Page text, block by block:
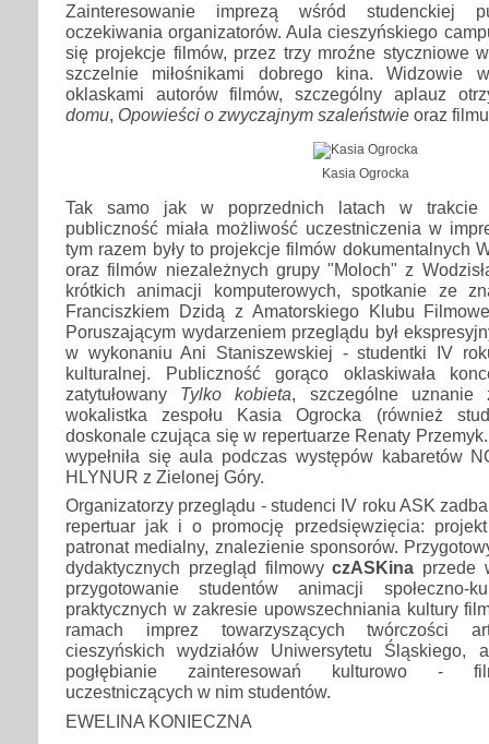
Zainteresowanie imprezą wśród studenckiej
oczekiwania organizatorów. Aula cieszyńskiego
się projekcje filmów, przez trzy mroźne styczniowe
szczelnie miłośnikami dobrego kina. Widzowie
oklaskami autorów filmów, szczególny aplauz
domu, Opowieści o zwyczajnym szaleństwie oraz
Kasia Ogrocka
Tak samo jak w poprzednich latach w
publiczność miała możliwość uczestniczenia w
tym razem były to projekcje filmów dokumentalnych
oraz filmów niezależnych grupy "Moloch" z
krótkich animacji komputerowych, spotkanie ze
Franciszkiem Dzidą z Amatorskiego Klubu
Poruszającym wydarzeniem przeglądu był
w wykonaniu Ani Staniszewskiej - studentki IV
kulturalnej. Publiczność gorąco oklaskiwała
zatytułowany Tylko kobieta, szczególne uznanie
wokalistka zespołu Kasia Ogrocka (również
doskonale czująca się w repertuarze Renaty
wypełniła się aula podczas występów kabaretów
HLYNUR z Zielonej Góry.
Organizatorzy przeglądu - studenci IV roku ASK
repertuar jak i o promocję przedsięwzięcia:
patronat medialny, znalezienie sponsorów.
dydaktycznych przegląd filmowyczASKina przede
przygotowanie studentów animacji społeczno-
praktycznych w zakresie upowszechniania kultury
ramach imprez towarzyszących twórczości
cieszyńskich wydziałów Uniwersytetu
pogłębianie zainteresowań kulturowo -
uczestniczących w nim studentów.
EWELINA KONIECZNA